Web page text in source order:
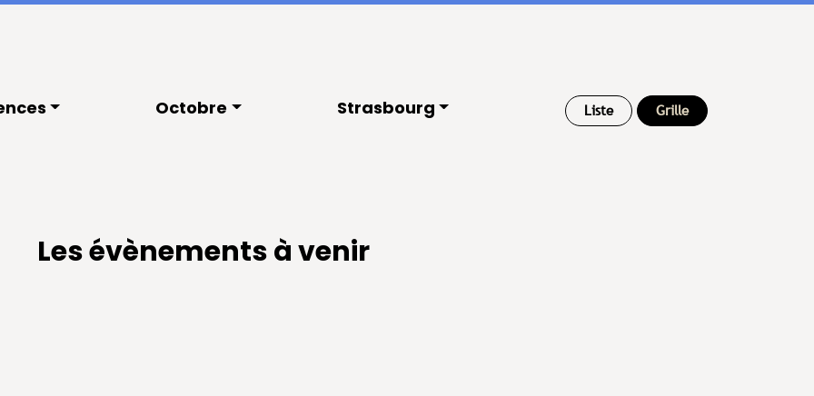
Octobre Strasbourg Liste Grille
Les évènements à venir